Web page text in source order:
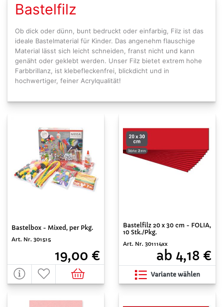
Bastelfilz
Ob dick oder dünn, bunt bedruckt oder einfarbig, Filz ist das
ideale Bastelmaterial für Kinder. Das angenehm flauschige
Material lässt sich leicht schneiden, franst nicht und kann
genäht oder geklebt werden. Unser Filz bietet extrem hohe
Farbbrillanz, ist klebefleckenfrei, blickdicht und in
hochwertiger, feiner Acrylqualität!
Bastelbox - Mixed, per Pkg.
Art. Nr. 301515
19,00 €
Bastelfilz 20 x 30 cm - FOLIA,
10 Stk./Pkg.
Art. Nr. 301114xx
ab 4,18 €
Variante wählen